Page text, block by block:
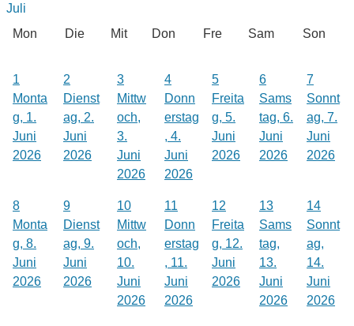
Juli
Mon
Die Mit Don Fre Sam Son
1
Monta
g, 1.
Juni
2026
2
Dienst
ag, 2.
Juni
2026
3
Mittw
och,
3.
Juni
2026
4
Donn
erstag
, 4.
Juni
2026
5
Freita
g, 5.
Juni
2026
6
Sams
tag, 6.
Juni
2026
7
Sonnt
ag, 7.
Juni
2026
8
Monta
g, 8.
Juni
2026
9
Dienst
ag, 9.
Juni
2026
10
Mittw
och,
10.
Juni
2026
11
Donn
erstag
, 11.
Juni
2026
12
Freita
g, 12.
Juni
2026
13
Sams
tag,
13.
Juni
2026
14
Sonnt
ag,
14.
Juni
2026